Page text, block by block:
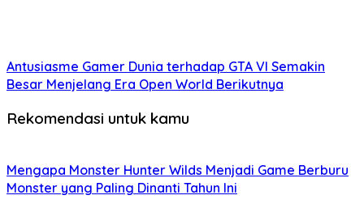
Antusiasme Gamer Dunia terhadap GTA VI Semakin
Besar Menjelang Era Open World Berikutnya
Rekomendasi untuk kamu
Mengapa Monster Hunter Wilds Menjadi Game Berburu
Monster yang Paling Dinanti Tahun Ini